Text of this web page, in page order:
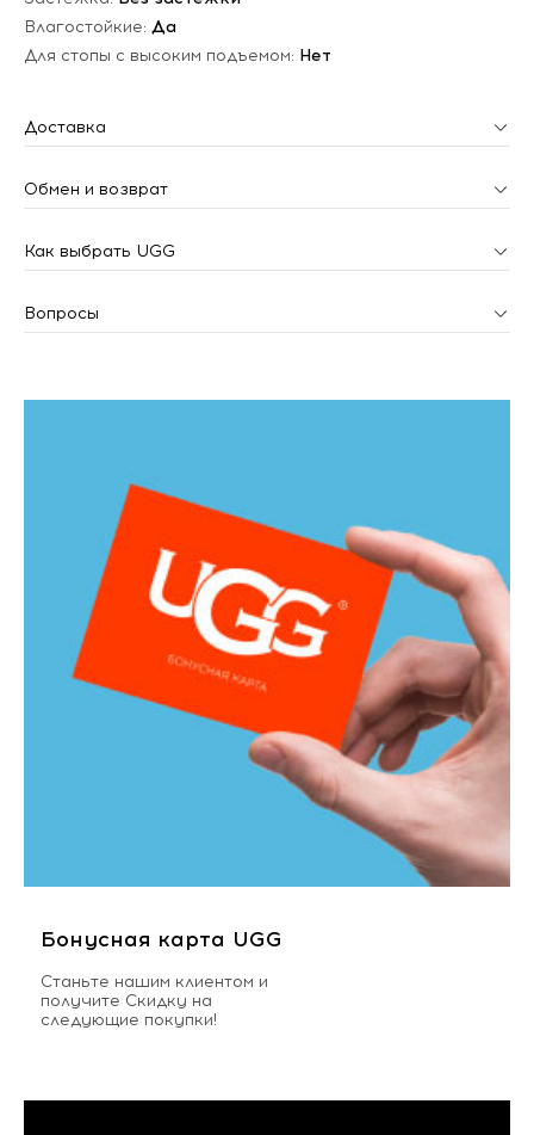
Влагостойкие: Да
Для стопы с высоким подъемом: Нет
Доставка
Обмен и возврат
Как выбрать UGG
Вопросы
Бонусная карта UGG
Станьте нашим клиентом и
получите Скидку на
следующие покупки!